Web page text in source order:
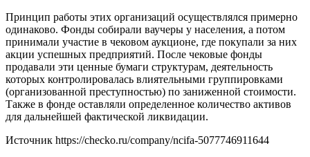
Принцип работы этих организаций осуществлялся примерно
одинаково. Фонды собирали ваучеры у населения, а потом
принимали участие в чековом аукционе, где покупали за них
акции успешных предприятий. После чековые фонды
продавали эти ценные бумаги структурам, деятельность
которых контролировалась влиятельными группировками
(организованной преступностью) по заниженной стоимости.
Также в фонде оставляли определенное количество активов
для дальнейшей фактической ликвидации.
Источник https://checko.ru/company/ncifa-5077746911644